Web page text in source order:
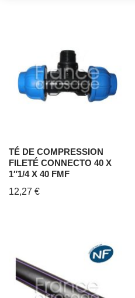
TÉ DE COMPRESSION
FILETÉ CONNECTO 40 X
1″1/4 X 40 FMF
12,27 €